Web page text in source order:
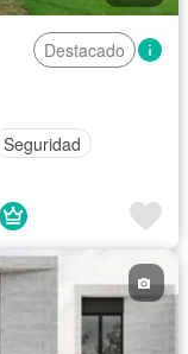
Destacado
Seguridad